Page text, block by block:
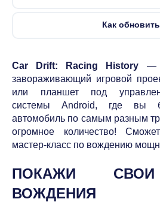
Как обновить
Car Drift: Racing History —
завораживающий игровой
или планшет под
системы Android, где вы
автомобиль по самым разным
огромное количество!
мастер-класс по вождению
ПОКАЖИ
ВОЖДЕНИЯ